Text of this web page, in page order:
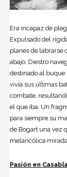
Era incapaz de
Expulsado del
planes de labrarse
abajo. Diestro
destinado al buque
vivía sus últimas
combate,
el que iba. Un
para siempre su
de Bogart una vez
melancólica mirada.
Pasión en